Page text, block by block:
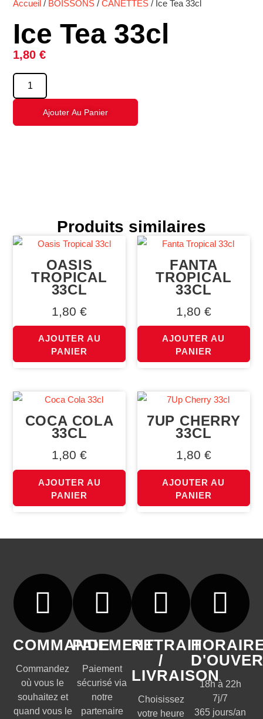
Accueil / BOISSONS /CANETTES / Ice Tea 33cl
Ice Tea 33cl
1,80€
Ajouter Au Panier
Produits similaires
OASIS
TROPICAL
33CL
1,80€
AJOUTER AU
PANIER
FANTA
TROPICAL
33CL
1,80 €
AJOUTER AU
PANIER
COCA COLA
33CL
1,80€
AJOUTER AU
PANIER
7UP CHERRY
33CL
1,80 €
AJOUTER AU
PANIER
COMMANDE
Commandez
où vous le
souhaitez et
quand vous le
PAIEMENT
Paiement
sécurisé via
notre
partenaire
RETRAIT
/
LIVRAISON
Choisissez
votre heure
18h à 22h
7j/7
365 jours/an